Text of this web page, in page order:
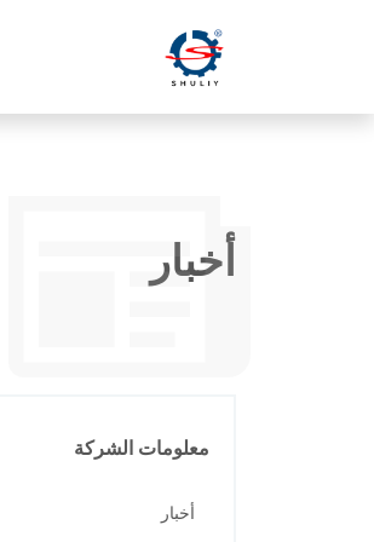
أخبار
معلومات الشركة
أخبار